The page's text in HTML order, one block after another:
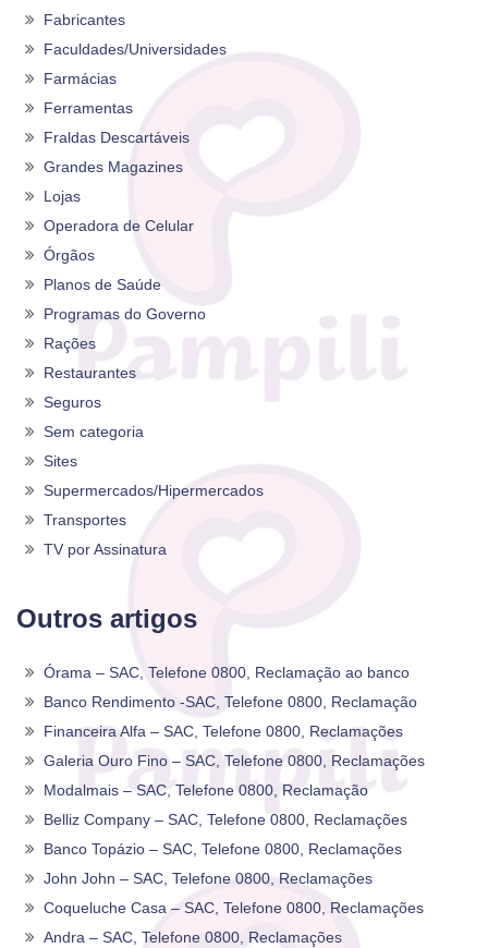
Fabricantes
Faculdades/Universidades
Farmácias
Ferramentas
Fraldas Descartáveis
Grandes Magazines
Lojas
Operadora de Celular
Órgãos
Planos de Saúde
Programas do Governo
Rações
Restaurantes
Seguros
Sem categoria
Sites
Supermercados/Hipermercados
Transportes
TV por Assinatura
Outros artigos
Órama – SAC, Telefone 0800, Reclamação ao banco
Banco Rendimento -SAC, Telefone 0800, Reclamação
Financeira Alfa – SAC, Telefone 0800, Reclamações
Galeria Ouro Fino – SAC, Telefone 0800, Reclamações
Modalmais – SAC, Telefone 0800, Reclamação
Belliz Company – SAC, Telefone 0800, Reclamações
Banco Topázio – SAC, Telefone 0800, Reclamações
John John – SAC, Telefone 0800, Reclamações
Coqueluche Casa – SAC, Telefone 0800, Reclamações
Andra – SAC, Telefone 0800, Reclamações